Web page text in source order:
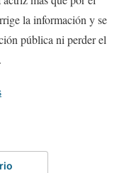
la información y se
pública ni perder el